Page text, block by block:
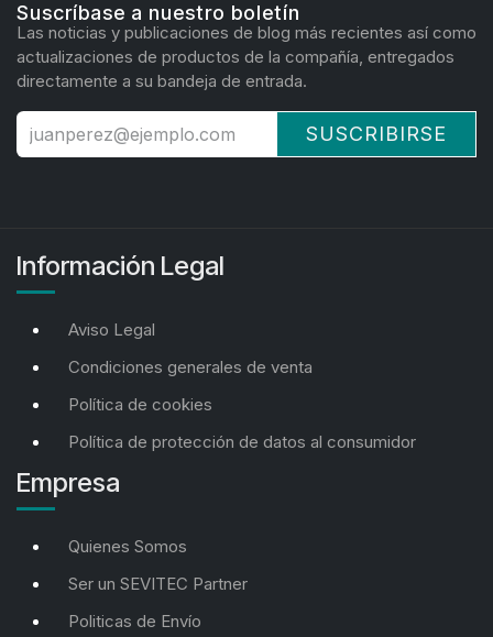
Suscríbase a nuestro boletín
Las noticias y publicaciones de blog más recientes así como
actualizaciones de productos de la compañía, entregados
directamente a su bandeja de entrada.
SUSCRIBIRSE
Información Legal
Aviso Legal
Condiciones generales de venta
Política de cookies
Política de protección de datos al consumidor
Empresa
Quienes Somos
Ser un SEVITEC Partner
Politicas de Envío